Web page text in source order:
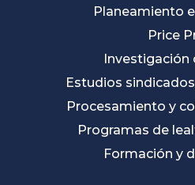
Planeamiento
Price
Investigación
Estudios
Procesamiento y
Programas de
Formación y